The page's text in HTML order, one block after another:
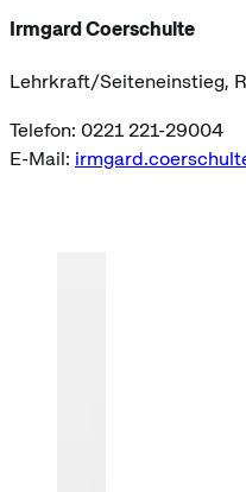
Irmgard Coerschulte
Lehrkraft/Seiteneinstieg,
Telefon: 0221 221-29004
E-Mail: